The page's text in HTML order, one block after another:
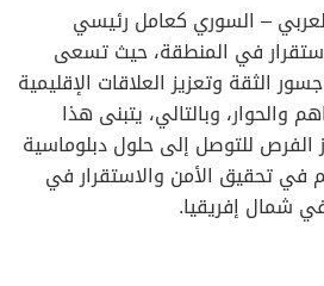
– السوري كعامل رئيسي
في المنطقة، حيث تسعى
الثقة وتعزيز العلاقات الإقليمية
والحوار، وبالتالي، يتبنى هذا
الفرص للتوصل إلى حلول دبلوماسية
في تحقيق الأمن والاستقرار في
شمال إفريقيا.